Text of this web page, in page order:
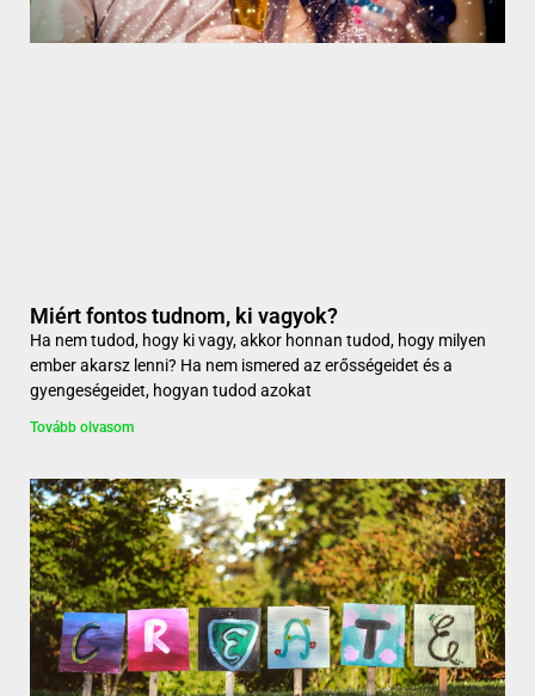
Miért fontos tudnom, ki vagyok?
Ha nem tudod, hogy ki vagy, akkor honnan tudod, hogy milyen
ember akarsz lenni? Ha nem ismered az erősségeidet és a
gyengeségeidet, hogyan tudod azokat
Tovább olvasom